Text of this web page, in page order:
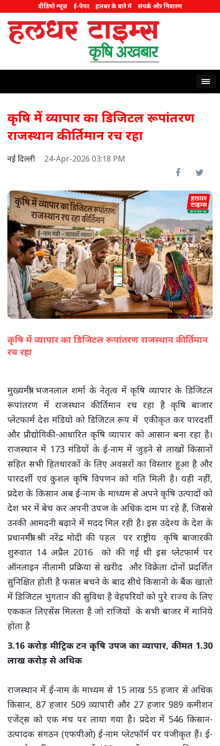
वीडियो न्यूज़ ई-पेपर हलधर के बारे में संपर्क और निवारण
कृषि में व्यापार का डिजिटल रूपांतरण
राजस्थान कीर्तिमान रच रहा
नई दिल्ली 24-Apr-2026 03:18 PM
कृषि में व्यापार का डिजिटल रूपांतरण राजस्थान कीर्तिमान
रच रहा
मुख्यमंत्री भजनलाल शर्मा के नेतृत्व में कृषि व्यापार के डिजिटल
रूपांतरण में राजस्थान कीर्तिमान रच रहा है कृषि बाजार
प्लेटफार्म देश मंडियो को डिजिटल रूप में एकीकृत कर पारदर्शी
और प्रौद्योगिकी-आधारित कृषि व्यापार को आसान बना रहा है।
राजस्थान में 173 मंडियों के ई-नाम में जुड़ने से लाखों किसानों
सहित सभी हितधारकों के लिए अवसरों का विस्तार हुआ है और
पारदर्शी एवं कुशल कृषि विपणन को गति मिली है। यही नहीं,
प्रदेश के किसान अब ई-नाम के माध्यम से अपने कृषि उत्पादों को
देश भर में बेच कर अपनी उपज के अधिक दाम पा रहे हैं, जिससे
उनकी आमदनी बढ़ाने में मदद मिल रही है। इस उदेश्य के देश के
प्रधानमंत्री श्री नरेंद्र मोदी की पहल पर राष्ट्रीय कृषि बाजारकी
शुरुवात 14 अप्रैल 2016 को की गई थी इस प्लेटफार्म पर
ऑनलाइन नीलामी प्रक्रिया से खरीद और विक्रेता दोनों प्रदर्शित
सुनिक्षित होती है फसल बचने के बाद सीधे किसानो के बैंक खातो
में डिजिटल भुगतान की सुविधा है वेहपरियों को पुरे राज्य के लिए
एककल लिएसेंस मिलता है जो राजियों के सभी बाजर में मानिये
होता है
3.16 करोड़ मीट्रिक टन कृषि उपज का व्यापार, कीमत 1.30
लाख करोड़ से अधिक
राजस्थान में ई-नाम के माध्यम से 15 लाख 55 हजार से अधिक
किसान, 87 हजार 509 व्यापारी और 27 हजार 989 कमीशन
एजेंट्स को एक मंच पर लाया गया है। प्रदेश में 546 किसान-
उत्पादक संगठन (एफपीओ) ई-नाम प्लेटफॉर्म पर पंजीकृत हैं। ई-